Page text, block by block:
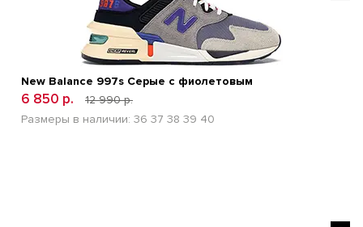
New Balance 997s Серые с фиолетовым
6 850 р.
12 990 р.
Размеры в наличии: 36 37 38 39 40